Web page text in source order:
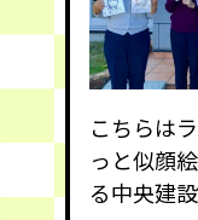
こちらは
っと似顔
る中央建